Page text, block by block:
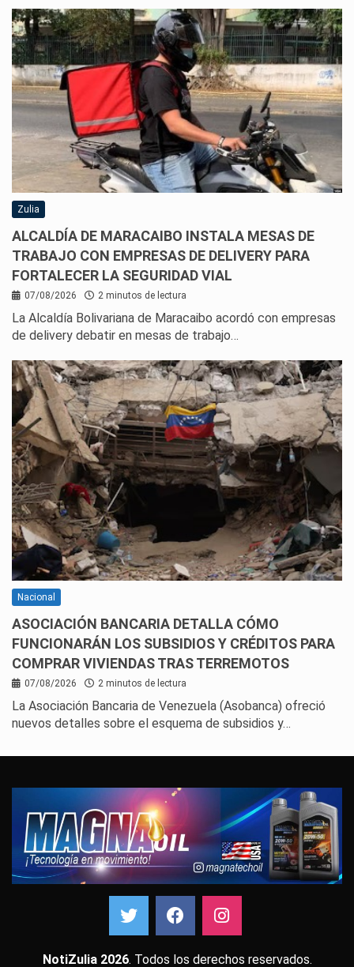
Zulia
ALCALDÍA DE MARACAIBO INSTALA MESAS DE
TRABAJO CON EMPRESAS DE DELIVERY PARA
FORTALECER LA SEGURIDAD VIAL
07/08/2026 2 minutos de lectura
La Alcaldía Bolivariana de Maracaibo acordó con empresas
de delivery debatir en mesas de trabajo…
Nacional
ASOCIACIÓN BANCARIA DETALLA CÓMO
FUNCIONARÁN LOS SUBSIDIOS Y CRÉDITOS PARA
COMPRAR VIVIENDAS TRAS TERREMOTOS
07/08/2026 2 minutos de lectura
La Asociación Bancaria de Venezuela (Asobanca) ofreció
nuevos detalles sobre el esquema de subsidios y…
NotiZulia 2026. Todos los derechos reservados.